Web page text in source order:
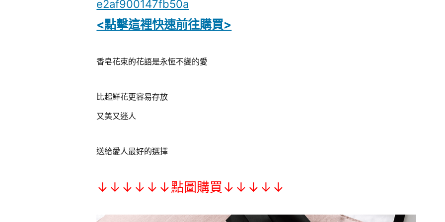
e2af900147fb50a
<點擊這裡快速前往購買>
香皂花束的花語是永恆不變的愛
比起鮮花更容易存放
又美又迷人
送給愛人最好的選擇
↓↓↓↓↓↓點圖購買↓↓↓↓↓